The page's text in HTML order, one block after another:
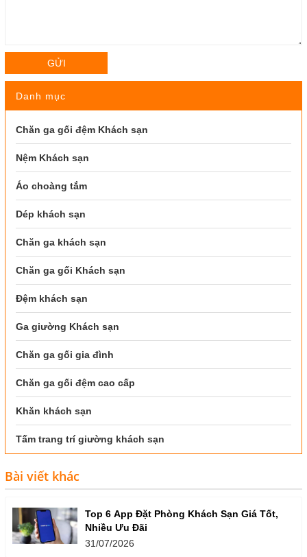
GỬI
Danh mục
Chăn ga gối đệm Khách sạn
Nệm Khách sạn
Áo choàng tắm
Dép khách sạn
Chăn ga khách sạn
Chăn ga gối Khách sạn
Đệm khách sạn
Ga giường Khách sạn
Chăn ga gối gia đình
Chăn ga gối đệm cao cấp
Khăn khách sạn
Tấm trang trí giường khách sạn
Bài viết khác
Top 6 App Đặt Phòng Khách Sạn Giá Tốt,
Nhiều Ưu Đãi
31/07/2026